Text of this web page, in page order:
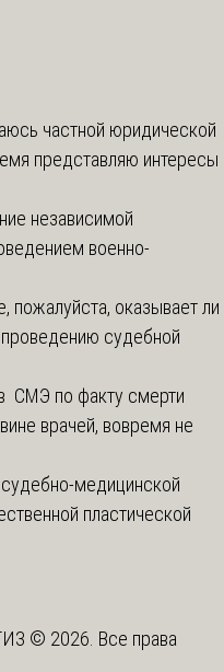
частной юридической
представляю интересы
независимой
военно-
пожалуйста, оказывает ли
проведению судебной
СМЭ по факту смерти
врачей, вовремя не
медицинской
пластической
© 2026. Все права